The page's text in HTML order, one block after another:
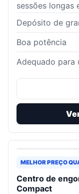
sessões longas
Depósito de
Boa potência
Adequado para
MELHOR PREÇO
Centro de
Compact